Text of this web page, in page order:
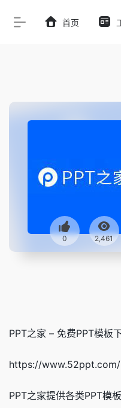
首页
0 2,461
PPT之家 – 免费PPT模板
https://www.52ppt.com/
PPT之家提供各类PPT模